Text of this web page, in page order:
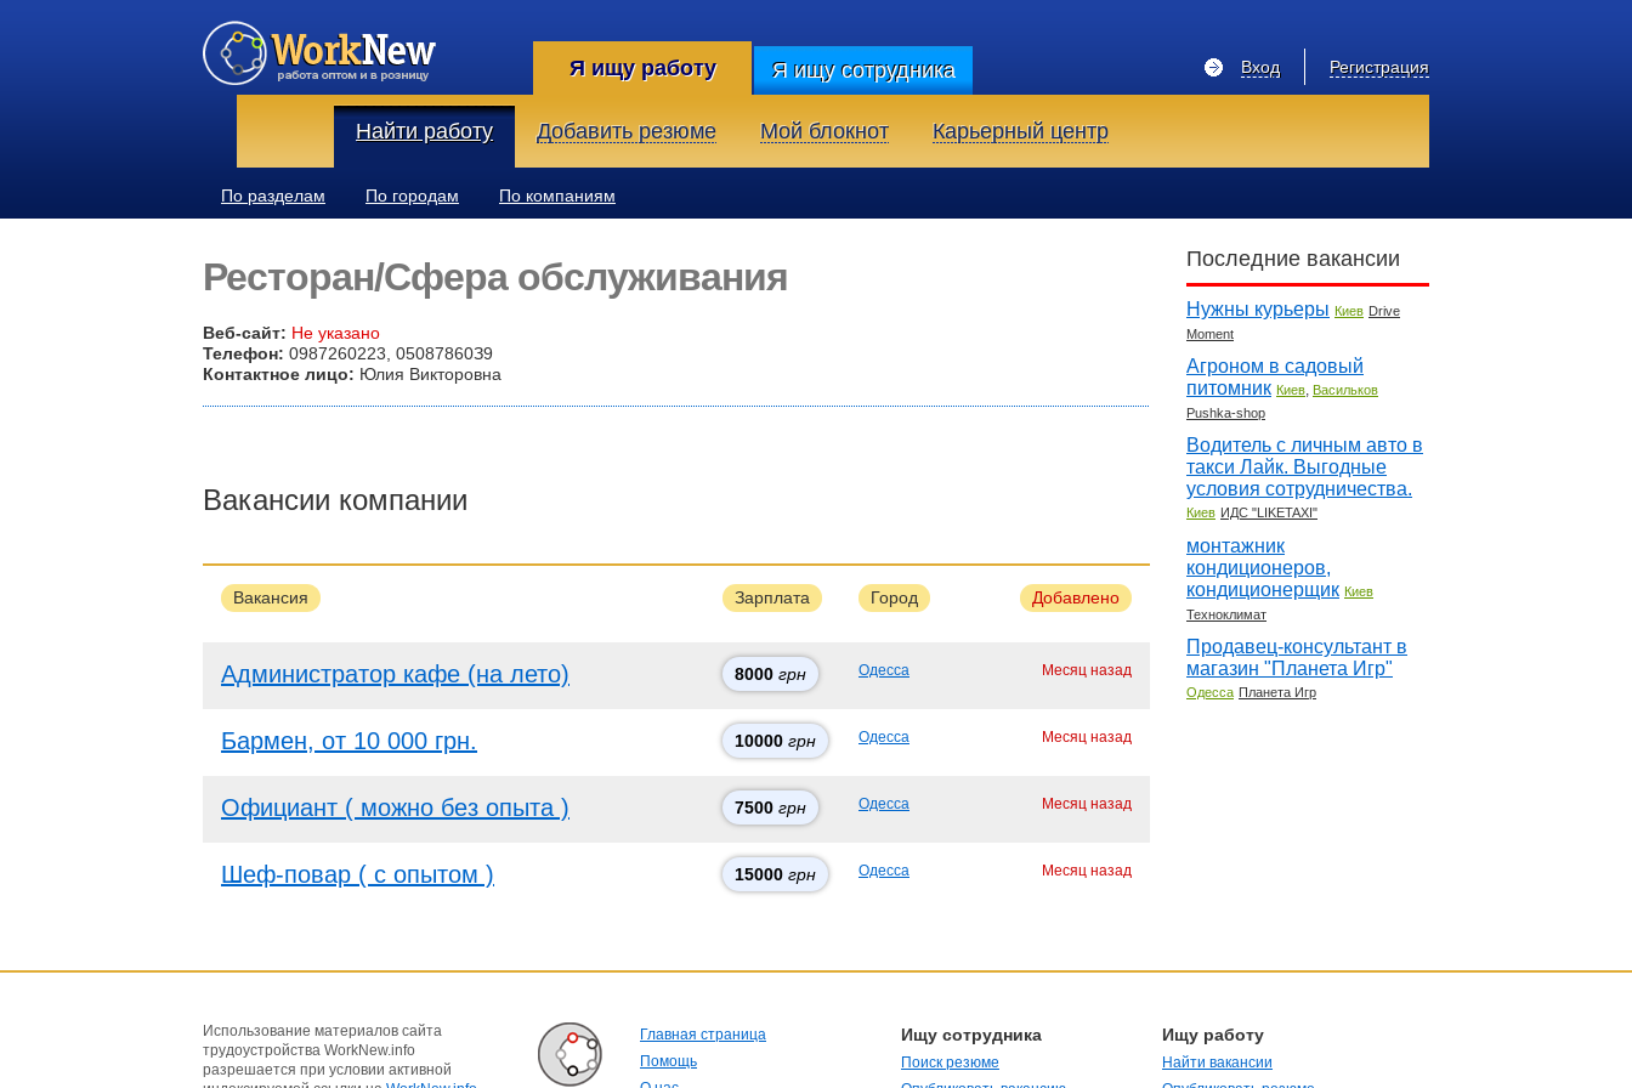
Я ищу работу Я ищу сотрудника Регистрация
Вход
Найти работу Добавить резюме Мой блокнот Карьерный центр
По разделам По городам По компаниям
Ресторан/Сфера обслуживания
Веб-сайт: Не указано
Телефон: 0987260223, 05087860З9
Контактное лицо: Юлия Викторовна
Вакансии компании
Вакансия Зарплата Город Добавлено
Администратор кафе (на лето) 8000 грн Одесса Месяц назад
Бармен, от 10 000 грн. 10000 грн Одесса Месяц назад
Официант ( можно без опыта ) 7500 грн Одесса Месяц назад
Шеф-повар ( с опытом ) 15000 грн Одесса Месяц назад
Последние вакансии
Нужны курьеры Киев Drive
Moment
Агроном в садовый
питомник Киев, Васильков
Pushka-shop
Водитель с личным авто в
такси Лайк. Выгодные
условия сотрудничества.
Киев ИДС "LIKETAXI"
монтажник
кондиционеров,
кондиционерщик Киев
Техноклимат
Продавец-консультант в
магазин "Планета Игр"
Одесса Планета Игр
Использование материалов сайта
трудоустройства WorkNew.info
разрешается при условии активной
Главная страница
Помощь
Ищу сотрудника
Поиск резюме
Ищу работу
Найти вакансии